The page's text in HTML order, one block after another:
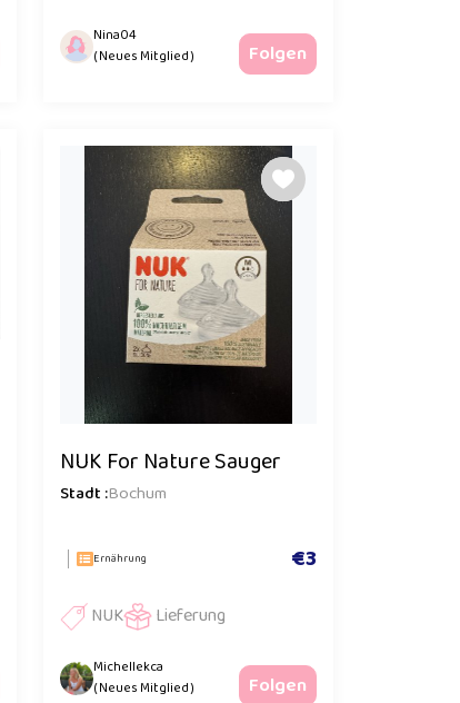
Nina04
( Neues Mitglied )
Folgen
NUK For Nature Sauger
Stadt :Bochum
Ernährung €3
NUK Lieferung
Michellekca
( Neues Mitglied )
Folgen